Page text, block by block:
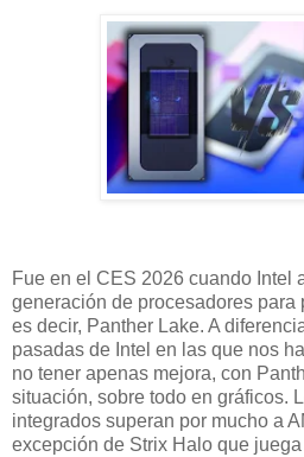
Fue en el CES 2026 cuando Intel
generación de procesadores para
es decir, Panther Lake. A
pasadas de Intel en las que nos
no tener apenas mejora, con
situación, sobre todo en gráficos.
integrados superan por mucho a
excepción de Strix Halo que